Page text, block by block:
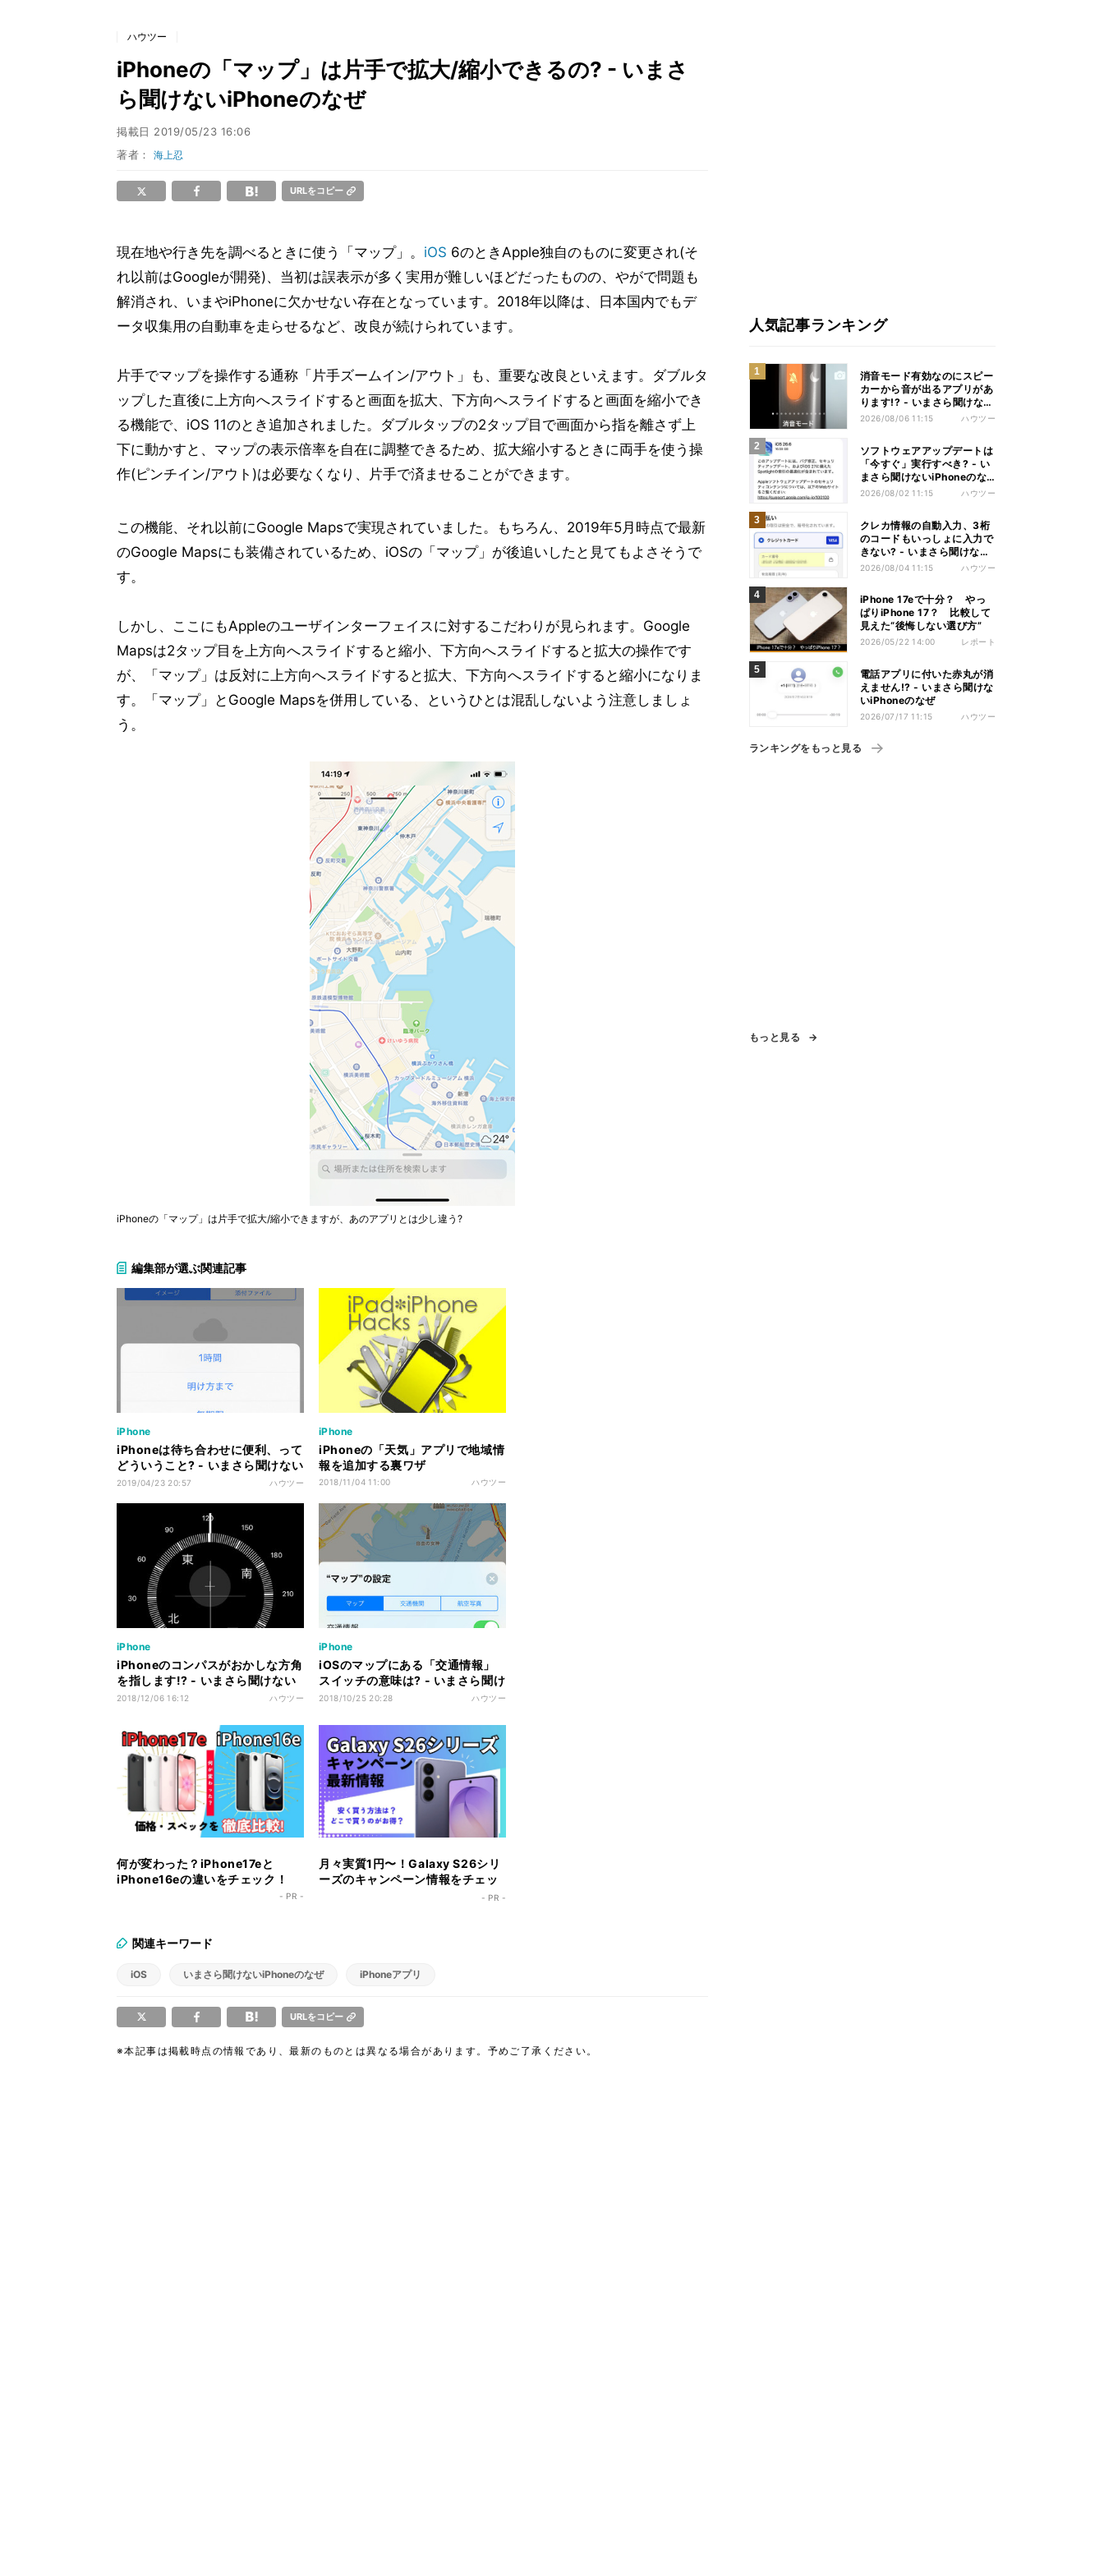
ハウツー
iPhoneの「マップ」は片手で拡大/縮小できるの? - いまさ
ら聞けないiPhoneのなぜ
掲載日 2019/05/23 16:06
著者：海上忍
URLをコピー
現在地や行き先を調べるときに使う「マップ」。 iOS 6のときApple独自のものに変更され(そ
れ以前はGoogleが開発)、当初は誤表示が多く実用が難しいほどだったものの、やがで問題も
解消され、いまやiPhoneに欠かせない存在となっています。2018年以降は、日本国内でもデ
ータ収集用の自動車を走らせるなど、改良が続けられています。
片手でマップを操作する通称「片手ズームイン/アウト」も、重要な改良といえます。ダブルタ
ップした直後に上方向へスライドすると画面を拡大、下方向へスライドすると画面を縮小でき
る機能で、iOS 11のとき追加されました。ダブルタップの2タップ目で画面から指を離さず上
下に動かすと、マップの表示倍率を自在に調整できるため、拡大縮小するときに両手を使う操
作(ピンチイン/アウト)は必要なくなり、片手で済ませることができます。
この機能、それ以前にGoogle Mapsで実現されていました。もちろん、2019年5月時点で最新
のGoogle Mapsにも装備されているため、iOSの「マップ」が後追いしたと見てもよさそうで
す。
しかし、ここにもAppleのユーザインターフェイスに対するこだわりが見られます。Google
Mapsは2タップ目を上方向へスライドすると縮小、下方向へスライドすると拡大の操作です
が、「マップ」は反対に上方向へスライドすると拡大、下方向へスライドすると縮小になりま
す。「マップ」とGoogle Mapsを併用している、というひとは混乱しないよう注意しましょ
う。
iPhoneの「マップ」は片手で拡大/縮小できますが、あのアプリとは少し違う?
編集部が選ぶ関連記事
iPhone
iPhoneは待ち合わせに便利、って
どういうこと? - いまさら聞けない
iPhoneのなぜ
2019/04/23 20:57 ハウツー
iPhone
iPhoneの「天気」アプリで地域情
報を追加する裏ワザ
2018/11/04 11:00 ハウツー
iPhone
iPhoneのコンパスがおかしな方角
を指します!? - いまさら聞けない
iPhoneのなぜ
2018/12/06 16:12 ハウツー
iPhone
iOSのマップにある「交通情報」
スイッチの意味は? - いまさら聞け
ないiPhoneのなぜ
2018/10/25 20:28 ハウツー
何が変わった？iPhone17eと
iPhone16eの違いをチェック！
- PR -
月々実質1円〜！Galaxy S26シリ
ーズのキャンペーン情報をチェッ
- PR -
関連キーワード
iOS いまさら聞けないiPhoneのなぜ iPhoneアプリ
URLをコピー
※本記事は掲載時点の情報であり、最新のものとは異なる場合があります。予めご了承ください。
人気記事ランキング
消音モード有効なのにスピー
カーから音が出るアプリがあ
ります!? - いまさら聞けない
iPhoneのなぜ
2026/08/06 11:15 ハウツー
ソフトウェアアップデートは
「今すぐ」実行すべき? - い
まさら聞けないiPhoneのな
ぜ
2026/08/02 11:15 ハウツー
クレカ情報の自動入力、3桁
のコードもいっしょに入力で
きない? - いまさら聞けない
iPhoneのなぜ
2026/08/04 11:15 ハウツー
iPhone 17eで十分？ やっ
ぱりiPhone 17？ 比較して
見えた“後悔しない選び方”
2026/05/22 14:00 レポート
電話アプリに付いた赤丸が消
えません!? - いまさら聞けな
いiPhoneのなぜ
2026/07/17 11:15 ハウツー
ランキングをもっと見る
もっと見る